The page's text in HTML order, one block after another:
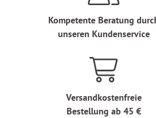
Kompetente Beratung
unseren Kundenservice
Versandkostenfreie
Bestellung ab 45 €